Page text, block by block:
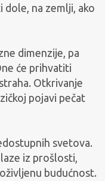
dole, na zemlji, ako
dimenzije, pa
će prihvatiti
Otkrivanje
pojavi pečat
svetova.
iz prošlosti,
budućnost.